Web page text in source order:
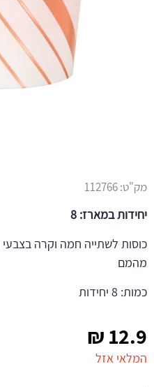
12.9
₪
המלאי אזל
מק"ט:112766
יחידות במארז: 8
כוסות לשתייה חמה וקרה בצבעי
מהמם
כמות: 8 יחידות